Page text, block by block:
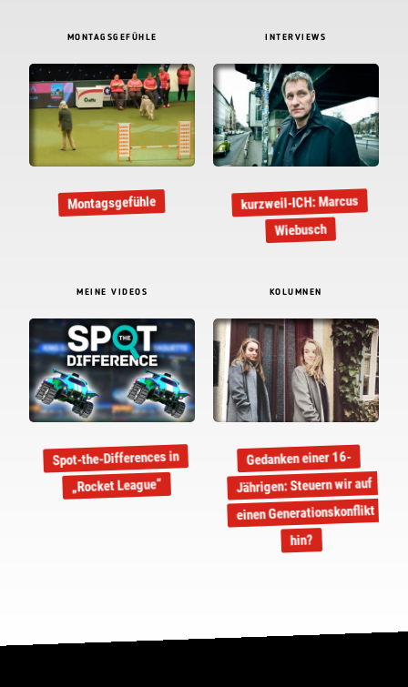
MONTAGSGEFÜHLE
Montagsgefühle
INTERVIEWS
kurzweil-ICH: Marcus
Wiebusch
MEINE VIDEOS
Spot-the-Differences in
„Rocket League“
KOLUMNEN
Gedanken einer 16-
Jährigen: Steuern wir auf
einen Generationskonflikt
hin?